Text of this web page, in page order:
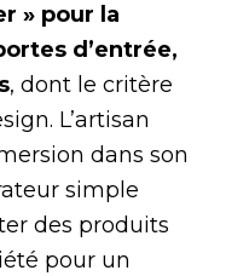
» pour la
d’entrée,
, dont le critère
L’artisan
dans son
simple
des produits
pour un